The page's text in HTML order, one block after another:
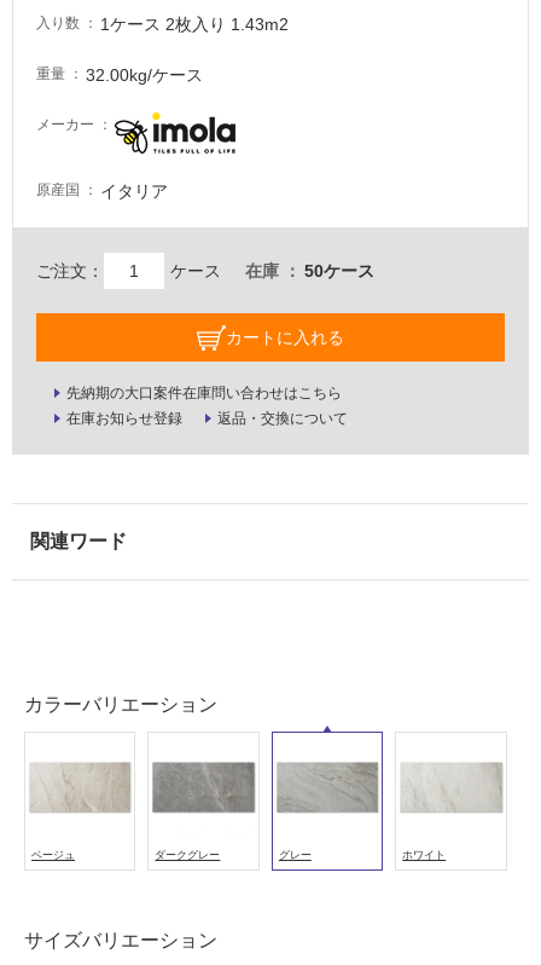
入り数 1ケース 2枚入り 1.43m2
重量 32.00kg/ケース
メーカー
原産国 イタリア
ご注文： ケース 在庫 50ケース
カートに入れる
先納期の大口案件在庫問い合わせはこちら
在庫お知らせ登録
返品・交換について
カラーバリエーション
ベージュ ダークグレー グレー ホワイト
サイズバリエーション
要
し
い
い
内
壁・
壁・
壁
使
用